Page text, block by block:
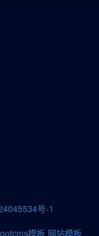
号-1
模板 网站模板